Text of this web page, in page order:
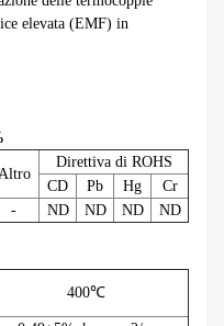
elevata (EMF) in
Direttiva di ROHS
CD
Pb Hg
Cr
- ND ND ND ND
400℃